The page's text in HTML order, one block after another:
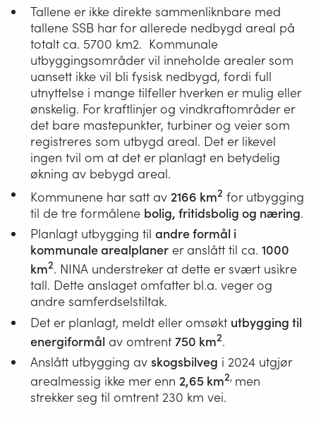
Tallene er ikke direkte sammenliknbare med
tallene SSB har for allerede nedbygd areal på
totalt ca. 5700 km2. Kommunale
utbyggingsområder vil inneholde arealer som
uansett ikke vil bli fysisk nedbygd, fordi full
utnyttelse i mange tilfeller hverken er mulig eller
ønskelig. For kraftlinjer og vindkraftområder er
det bare mastepunkter, turbiner og veier som
registreres som utbygd areal. Det er likevel
ingen tvil om at det er planlagt en betydelig
økning av bebygd areal.
Kommunene har satt av 2166 km2 for utbygging
til de tre formålene bolig, fritidsbolig og næring.
Planlagt utbygging til andre formål i
kommunale arealplaner er anslått til ca. 1000
km2. NINA understreker at dette er svært usikre
tall. Dette anslaget omfatter bl.a. veger og
andre samferdselstiltak.
Det er planlagt, meldt eller omsøkt utbygging til
energiformål av omtrent 750 km2.
Anslått utbygging av skogsbilveg i 2024 utgjør
arealmessig ikke mer enn 2,65 km2, men
strekker seg til omtrent 230 km vei.